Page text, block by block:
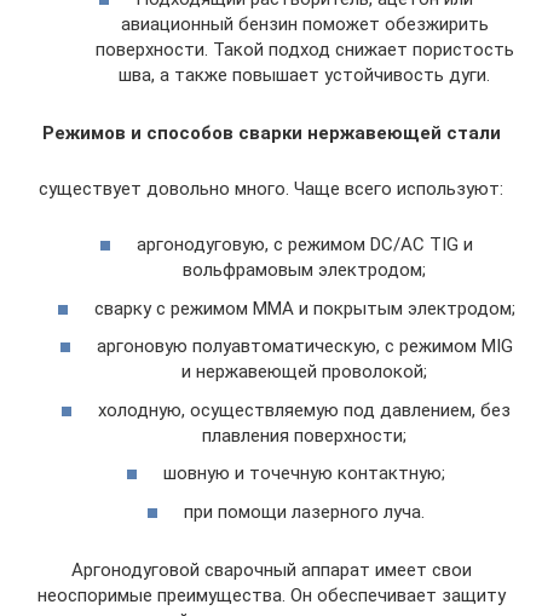
авиационный бензин поможет обезжирить
поверхности. Такой подход снижает пористость
шва, а также повышает устойчивость дуги.
Режимов и способов сварки нержавеющей стали
существует довольно много. Чаще всего используют:
аргонодуговую, с режимом DC/AC TIG и
вольфрамовым электродом;
сварку с режимом ММА и покрытым электродом;
аргоновую полуавтоматическую, с режимом MIG
и нержавеющей проволокой;
холодную, осуществляемую под давлением, без
плавления поверхности;
шовную и точечную контактную;
при помощи лазерного луча.
Аргонодуговой сварочный аппарат имеет свои
неоспоримые преимущества. Он обеспечивает защиту